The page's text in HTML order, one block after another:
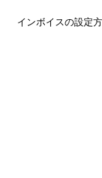
インボイスの設定